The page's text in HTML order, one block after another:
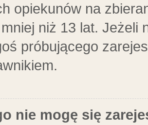
opiekunów na
niż 13 lat. Jeżeli
próbującego
nie mogę się